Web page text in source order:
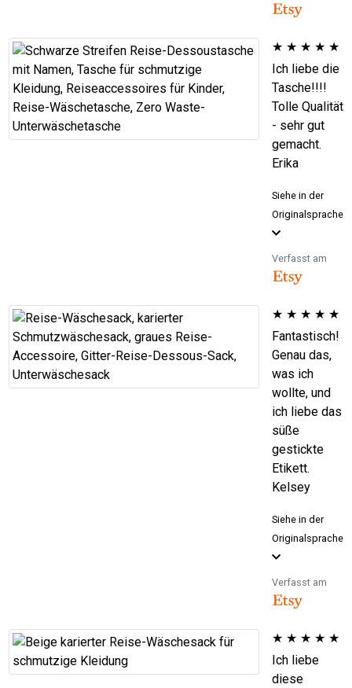
★ ★ ★ ★ ★
Ich liebe die
Tasche!!!!
Tolle Qualität
- sehr gut
gemacht.
Erika
Siehe in der
Originalsprache
Verfasst am
★ ★ ★ ★ ★
Fantastisch!
Genau das,
was ich
wollte, und
ich liebe das
süße
gestickte
Etikett.
Kelsey
Siehe in der
Originalsprache
Verfasst am
★ ★ ★ ★ ★
Ich liebe
diese